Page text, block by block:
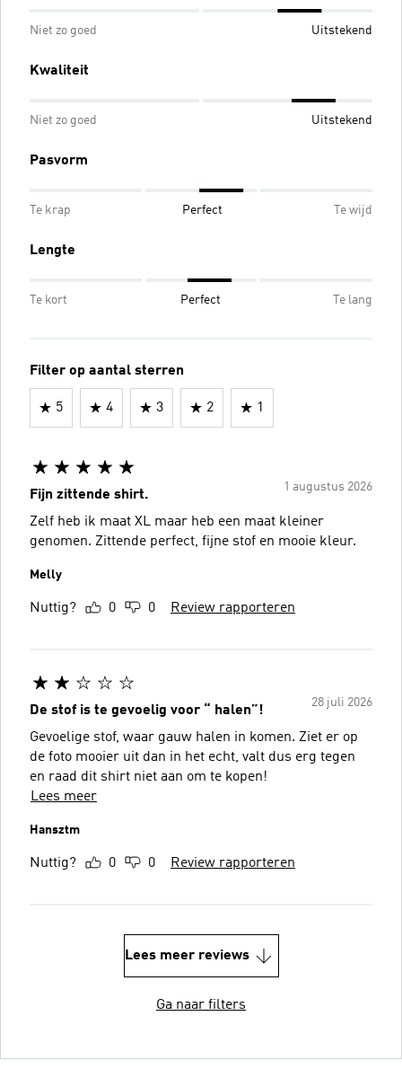
Niet zo goed Uitstekend
Kwaliteit
Niet zo goed Uitstekend
Pasvorm
Te krap Perfect Te wijd
Lengte
Te kort Perfect Te lang
Filter op aantal sterren
5 4 3 2 1
1 augustus 2026
Fijn zittende shirt.
Zelf heb ik maat XL maar heb een maat kleiner
genomen. Zittende perfect, fijne stof en mooie kleur.
Melly
Nuttig? 0 0 Review rapporteren
28 juli 2026
De stof is te gevoelig voor “ halen”!
Gevoelige stof, waar gauw halen in komen. Ziet er op
de foto mooier uit dan in het echt, valt dus erg tegen
en raad dit shirt niet aan om te kopen!
Lees meer
Hansztm
Nuttig? 0 0 Review rapporteren
Lees meer reviews
Ga naar filters